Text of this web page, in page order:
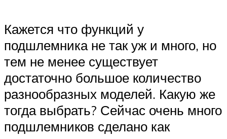
Кажется что функций у
подшлемника не так уж и много, но
тем не менее существует
достаточно большое количество
разнообразных моделей. Какую же
тогда выбрать? Сейчас очень много
подшлемников сделано как